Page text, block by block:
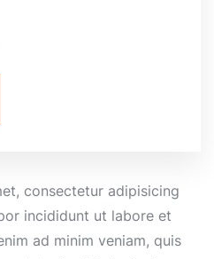
consectetur adipisicing
incididunt ut labore et
ad minim veniam, quis